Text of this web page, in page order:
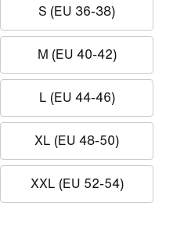
S (EU 36-38)
M (EU 40-42)
L (EU 44-46)
XL (EU 48-50)
XXL (EU 52-54)